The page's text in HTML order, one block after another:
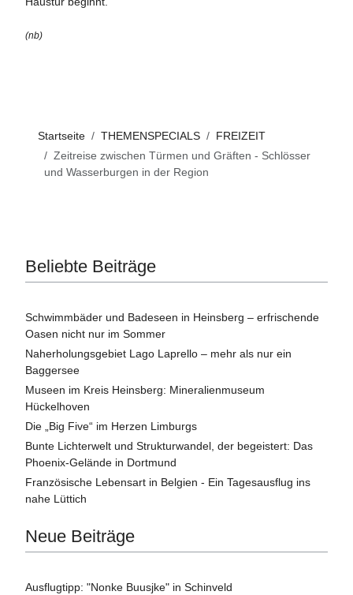
(nb)
Startseite THEMENSPECIALS
FREIZEIT
Zeitreise zwischen Türmen und Gräften - Schlösser
und Wasserburgen in der Region
Beliebte Beiträge
Schwimmbäder und Badeseen in Heinsberg – erfrischende
Oasen nicht nur im Sommer
Naherholungsgebiet Lago Laprello – mehr als nur ein
Baggersee
Museen im Kreis Heinsberg: Mineralienmuseum
Hückelhoven
Die „Big Five“ im Herzen Limburgs
Bunte Lichterwelt und Strukturwandel, der begeistert: Das
Phoenix-Gelände in Dortmund
Französische Lebensart in Belgien - Ein Tagesausflug ins
nahe Lüttich
Neue Beiträge
Ausflugtipp: "Nonke Buusjke" in Schinveld